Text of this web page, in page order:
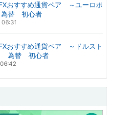
FXおすすめ通貨ペア ～ユーロポ
替 初心者
FXおすすめ通貨ペア ～ドルスト
為替 初心者